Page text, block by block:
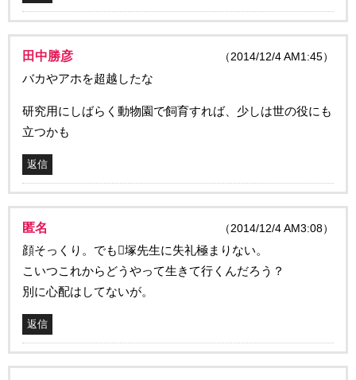
田中勝彦 （2014/12/4 AM1:45）
バカやアホを超越したな
研究用にしばらく動物園で飼育すれば、少しは世の役にも
立つかも
返信
匿名 （2014/12/4 AM3:08）
顔そっくり。でも塚先生に失礼極まりない。
こいつこれからどうやって生きて行くんだろう？
別に心配はしてないが。
返信